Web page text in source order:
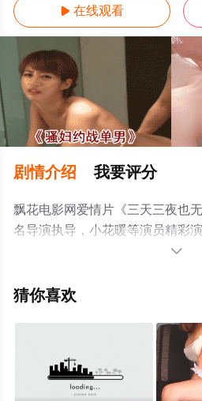
 在线观看
剧情介绍 我要评分
飘花电影网爱情片《三天三夜也
名导演执导，小花暖等演员精彩
费观看高清未删减完整版电影大

猜你喜欢